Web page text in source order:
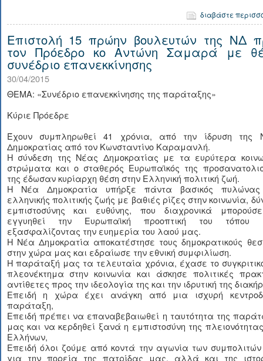
διαβάστε
Επιστολή 15 πρώην βουλευτών της ΝΔ
τον Πρόεδρο κο Αντώνη Σαμαρά με
συνέδριο επανεκκίνησης
30/04/2015
ΘΕΜΑ: «Συνέδριο επανεκκίνησης της παράταξης»
Κύριε Πρόεδρε
Έχουν συμπληρωθεί 41 χρόνια, από την ίδρυση της
Δημοκρατίας από τον Κωνσταντίνο Καραμανλή.
Η σύνδεση της Νέας Δημοκρατίας με τα ευρύτερα
στρώματα και ο σταθερός Ευρωπαϊκός της
της έδωσαν κυρίαρχη θέση στην Ελληνική πολιτική ζωή.
Η Νέα Δημοκρατία υπήρξε πάντα βασικός
ελληνικής πολιτικής ζωής με βαθιές ρίζες στην κοινωνία,
εμπιστοσύνης και ευθύνης, που διαχρονικά
εγγυηθεί την Ευρωπαϊκή προοπτική του τόπου
εξασφαλίζοντας την ευημερία του λαού μας.
Η Νέα Δημοκρατία αποκατέστησε τους δημοκρατικούς
στην χώρα μας και εδραίωσε την εθνική συμφιλίωση.
Η παράταξή μας τα τελευταία χρόνια, έχασε το
πλεονέκτημα στην κοινωνία και άσκησε πολιτικές
αντίθετες προς την ιδεολογία της και την ιδρυτική της
Επειδή η χώρα έχει ανάγκη από μια ισχυρή
παράταξη,
Επειδή πρέπει να επαναβεβαιωθεί η ταυτότητα της
μας και να κερδηθεί ξανά η εμπιστοσύνη της
Ελλήνων,
Επειδή όλοι ζούμε από κοντά την αγωνία των
για την πορεία της πατρίδας μας, αλλά και της